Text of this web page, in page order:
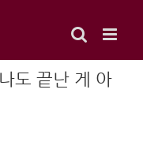
도 끝난 게 아